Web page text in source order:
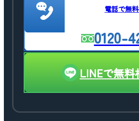
電話で無
0120-
LINEで無料